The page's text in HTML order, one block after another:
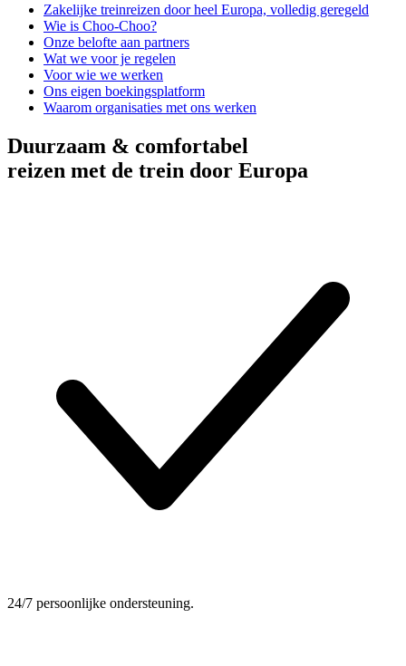
Zakelijke treinreizen door heel Europa, volledig geregeld
Wie is Choo-Choo?
Onze belofte aan partners
Wat we voor je regelen
Voor wie we werken
Ons eigen boekingsplatform
Waarom organisaties met ons werken
Duurzaam & comfortabel
reizen met de trein door Europa
24/7 persoonlijke ondersteuning.